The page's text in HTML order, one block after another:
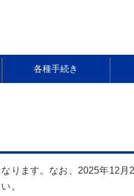
各種手続き
ります。なお、2025年12月
。